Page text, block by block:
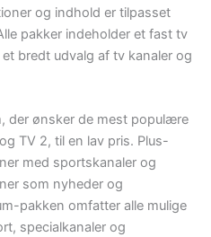
og indhold er tilpasset
pakker indeholder et fast tv
bredt udvalg af tv kanaler og
der ønsker de mest populære
TV 2, til en lav pris. Plus-
med sportskanaler og
som nyheder og
pakken omfatter alle mulige
specialkanaler og